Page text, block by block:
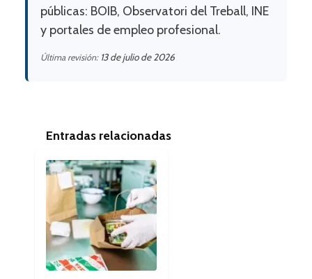
públicas: BOIB, Observatori del Treball, INE
y portales de empleo profesional.
Última revisión: 13 de julio de 2026
Entradas relacionadas